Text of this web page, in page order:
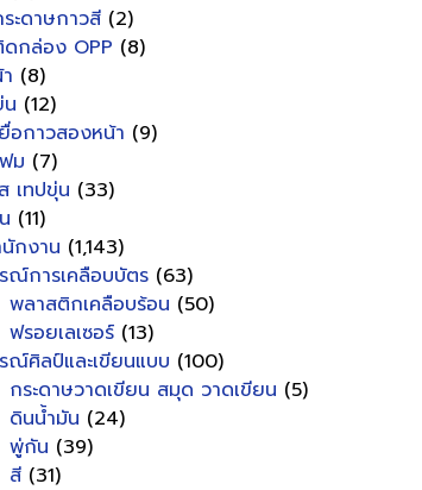
ระดาษกาวสี (2)
ดกล่อง OPP (8)
(8)
น (12)
ยื่อกาวสองหน้า (9)
ม (7)
เทปขุ่น (33)
(11)
กงาน (1,143)
ณ์การเคลือบบัตร (63)
พลาสติกเคลือบร้อน (50)
ฟรอยเลเซอร์ (13)
ณ์ศิลป์และเขียนแบบ (100)
กระดาษวาดเขียน สมุด วาดเขียน (5)
ดินน้ำมัน (24)
พู่กัน (39)
สี (31)